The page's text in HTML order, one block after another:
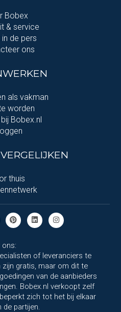
Bobex
& service
de pers
ons
als vakman
worden
Bobex.nl
thuis
ons:
of leveranciers te
zijn gratis, maar om dit te
van de aanbieders
Bobex.nl verkoopt zelf
zich tot het bij elkaar
de partijen.